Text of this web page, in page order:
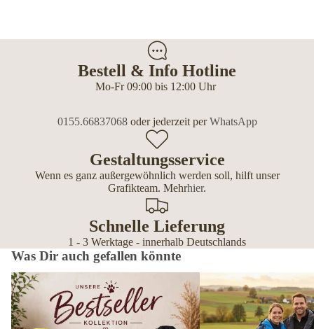
Bestell & Info Hotline
Mo-Fr 09:00 bis 12:00 Uhr
0155.66837068oder jederzeit perWhatsApp
Gestaltungsservice
Wenn es ganz außergewöhnlich werden soll, hilft unser
Grafikteam. Mehrhier.
Schnelle Lieferung
1 - 3 Werktage - innerhalb Deutschlands
Was Dir auch gefallen könnte
Bestseller – die beliebtesten Geschenke
für Hundebesitzer
Wetterfeste Outdoor-
Hundemenschen –
Editionen